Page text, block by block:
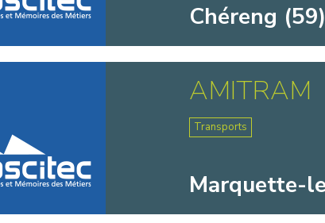
Chéreng (59)
AMITRAM
Transports
Marquette-